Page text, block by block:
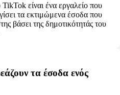
είναι ένα εργαλείο που
τα εκτιμώμενα έσοδα που
βάσει της δημοτικότητάς του
τα έσοδα ενός